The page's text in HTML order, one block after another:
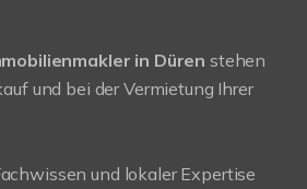
in Düren stehen
und bei der Vermietung Ihrer
und lokaler Expertise